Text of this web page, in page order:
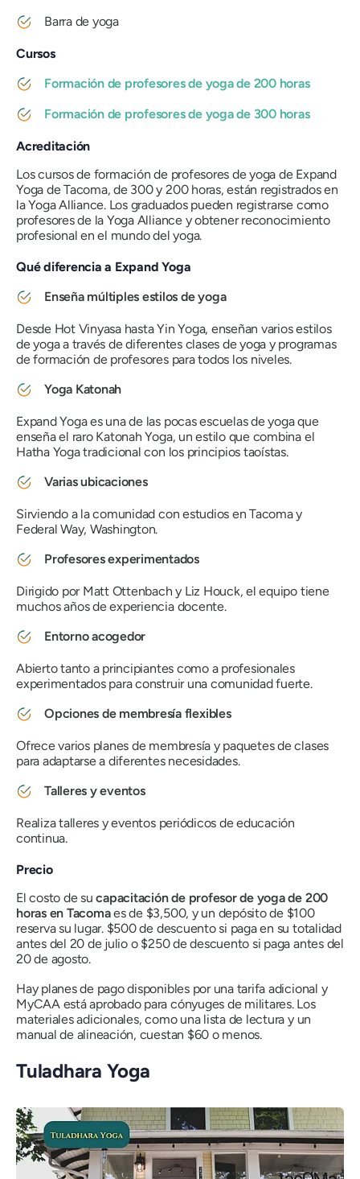
Barra de yoga
Cursos
Formación de profesores de yoga de 200 horas
Formación de profesores de yoga de 300 horas
Acreditación
Los cursos de formación de profesores de yoga de Expand
Yoga de Tacoma, de 300 y 200 horas, están registrados en
la Yoga Alliance. Los graduados pueden registrarse como
profesores de la Yoga Alliance y obtener reconocimiento
profesional en el mundo del yoga.
Qué diferencia a Expand Yoga
Enseña múltiples estilos de yoga
Desde Hot Vinyasa hasta Yin Yoga, enseñan varios estilos
de yoga a través de diferentes clases de yoga y programas
de formación de profesores para todos los niveles.
Yoga Katonah
Expand Yoga es una de las pocas escuelas de yoga que
enseña el raro Katonah Yoga, un estilo que combina el
Hatha Yoga tradicional con los principios taoístas.
Varias ubicaciones
Sirviendo a la comunidad con estudios en Tacoma y
Federal Way, Washington.
Profesores experimentados
Dirigido por Matt Ottenbach y Liz Houck, el equipo tiene
muchos años de experiencia docente.
Entorno acogedor
Abierto tanto a principiantes como a profesionales
experimentados para construir una comunidad fuerte.
Opciones de membresía flexibles
Ofrece varios planes de membresía y paquetes de clases
para adaptarse a diferentes necesidades.
Talleres y eventos
Realiza talleres y eventos periódicos de educación
continua.
Precio
El costo de sucapacitación de profesor de yoga de 200
horas en Tacomaes de $3,500, y un depósito de $100
reserva su lugar. $500 de descuento si paga en su totalidad
antes del 20 de julio o $250 de descuento si paga antes del
20 de agosto.
Hay planes de pago disponibles por una tarifa adicional y
MyCAA está aprobado para cónyuges de militares. Los
materiales adicionales, como una lista de lectura y un
manual de alineación, cuestan $60 o menos.
Tuladhara Yoga